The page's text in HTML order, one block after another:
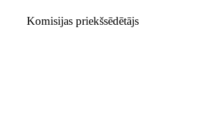
Komisijas priekšsēdētājs